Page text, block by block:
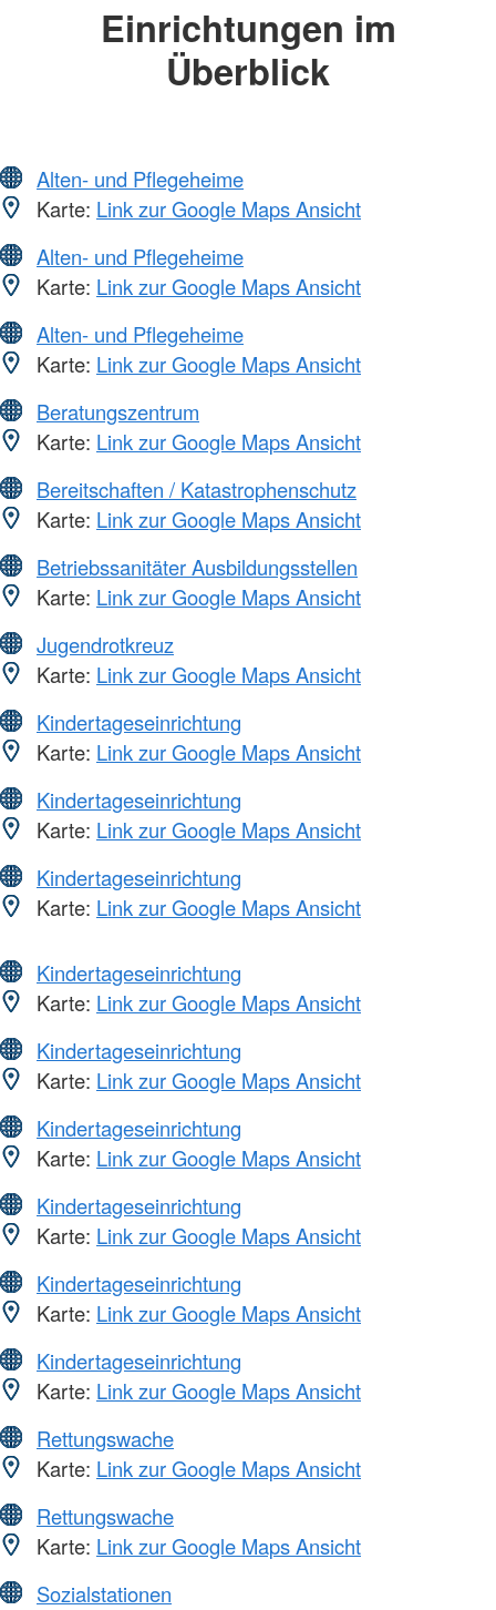
Einrichtungen im
Überblick
Alten- und Pflegeheime
Karte: Link zur Google Maps Ansicht
Alten- und Pflegeheime
Karte: Link zur Google Maps Ansicht
Alten- und Pflegeheime
Karte: Link zur Google Maps Ansicht
Beratungszentrum
Karte: Link zur Google Maps Ansicht
Bereitschaften / Katastrophenschutz
Karte: Link zur Google Maps Ansicht
Betriebssanitäter Ausbildungsstellen
Karte: Link zur Google Maps Ansicht
Jugendrotkreuz
Karte: Link zur Google Maps Ansicht
Kindertageseinrichtung
Karte: Link zur Google Maps Ansicht
Kindertageseinrichtung
Karte: Link zur Google Maps Ansicht
Kindertageseinrichtung
Karte: Link zur Google Maps Ansicht
Kindertageseinrichtung
Karte: Link zur Google Maps Ansicht
Kindertageseinrichtung
Karte: Link zur Google Maps Ansicht
Kindertageseinrichtung
Karte: Link zur Google Maps Ansicht
Kindertageseinrichtung
Karte: Link zur Google Maps Ansicht
Kindertageseinrichtung
Karte: Link zur Google Maps Ansicht
Kindertageseinrichtung
Karte: Link zur Google Maps Ansicht
Rettungswache
Karte: Link zur Google Maps Ansicht
Rettungswache
Karte: Link zur Google Maps Ansicht
Sozialstationen